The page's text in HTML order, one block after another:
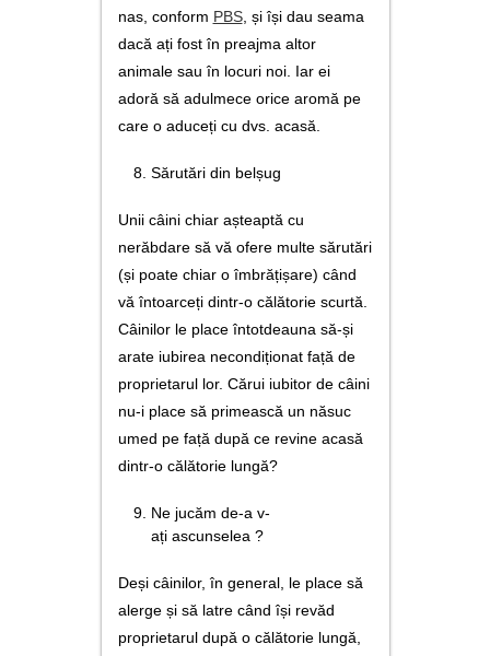
nas, conform PBS, și își dau seama
dacă ați fost în preajma altor
animale sau în locuri noi. Iar ei
adoră să adulmece orice aromă pe
care o aduceți cu dvs. acasă.
Sărutări din belșug
Unii câini chiar așteaptă cu
nerăbdare să vă ofere multe sărutări
(și poate chiar o îmbrățișare) când
vă întoarceți dintr-o călătorie scurtă.
Câinilor le place întotdeauna să-și
arate iubirea necondiționat față de
proprietarul lor. Cărui iubitor de câini
nu-i place să primească un năsuc
umed pe față după ce revine acasă
dintr-o călătorie lungă?
Ne jucăm de-a v-
ați ascunselea ?
Deși câinilor, în general, le place să
alerge și să latre când își revăd
proprietarul după o călătorie lungă,